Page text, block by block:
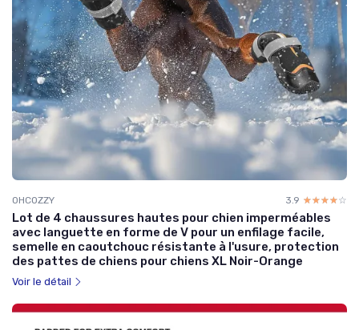
OHCOZZY 3.9 ☆☆☆☆☆
★★★★★
Lot de 4 chaussures hautes pour chien imperméables
avec languette en forme de V pour un enfilage facile,
semelle en caoutchouc résistante à l'usure, protection
des pattes de chiens pour chiens XL Noir-Orange
Voir le détail